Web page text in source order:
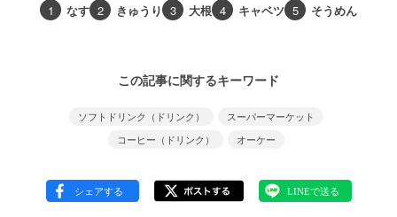
1 なす 2 きゅうり 3 大根 4 キャベツ 5 そうめん
この記事に関するキーワード
ソフトドリンク（ドリンク）
スーパーマーケット
コーヒー（ドリンク）
オーケー